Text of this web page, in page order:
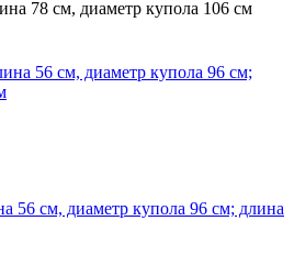
56 см, диаметр купола 96 см; длина